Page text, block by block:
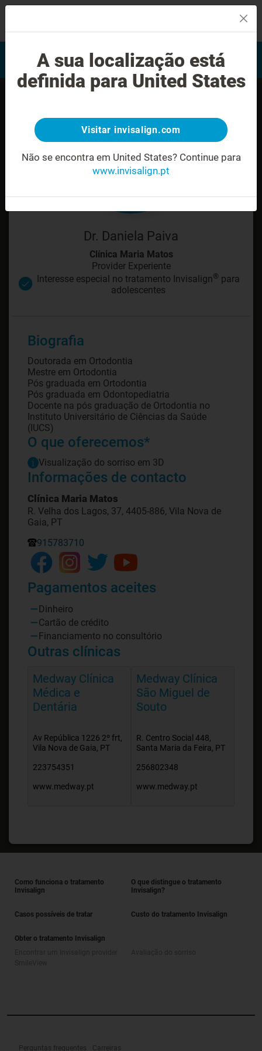
Avaliação do sorriso
Encontrar um Invisalign
provider
Dr. Daniela Paiva
Clínica Maria Matos
Provider Experiente
Interesse especial no tratamento Invisalign® para
adolescentes
Biografia
Doutorada em Ortodontia
Mestre em Ortodontia
Pós graduada em Ortodontia
Pós graduada em Odontopediatria
Docente na pós graduação de Ortodontia no
Instituto Universitário de Ciências da Saúde
O que oferecemos*
Visualização do sorriso em 3D
Informações de contacto
Clínica Maria Matos
R. Velha dos Lagos, 37, 4405-886, Vila Nova de
Gaia, PT
915783710
Pagamentos aceites
Dinheiro
Cartão de crédito
Financiamento no consultório
Outras clínicas
Medway Clínica
Médica e
Dentária
Av República 1226 2º frt,
Vila Nova de Gaia, PT
223754351
www.medway.pt
Medway Clínica
São Miguel de
Souto
R. Centro Social 448,
Santa Maria da Feira, PT
256802348
www.medway.pt
Como funciona o tratamento
Invisalign
O que distingue o tratamento
Invisalign?
Casos possíveis de tratar Custo do tratamento Invisalign
Obter o tratamento Invisalign
Perguntas frequentes Carreiras
A sua localização está
definida para United States
Visitar invisalign.com
Não se encontra em United States? Continue para
www.invisalign.pt